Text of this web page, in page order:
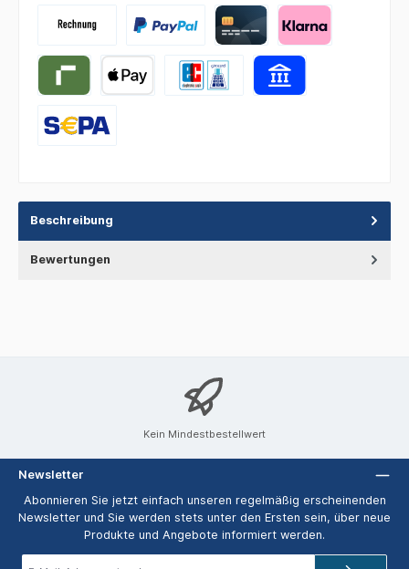
Beschreibung
Bewertungen
Kein Mindestbestellwert
Newsletter
Abonnieren Sie jetzt einfach unseren regelmäßig erscheinenden
Newsletter und Sie werden stets unter den Ersten sein, über neue
Produkte und Angebote informiert werden.